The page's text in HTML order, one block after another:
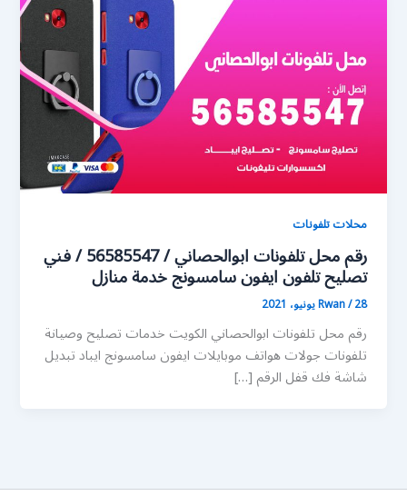
محلات تلفونات
رقم محل تلفونات ابوالحصاني / 56585547 / فني
تصليح تلفون ايفون سامسونج خدمة منازل
Rwan/28 يونيو، 2021
رقم محل تلفونات ابوالحصاني الكويت خدمات تصليح وصيانة
تلفونات جولات هواتف موبايلات ايفون سامسونج ايباد تبديل
شاشة فك قفل الرقم […]